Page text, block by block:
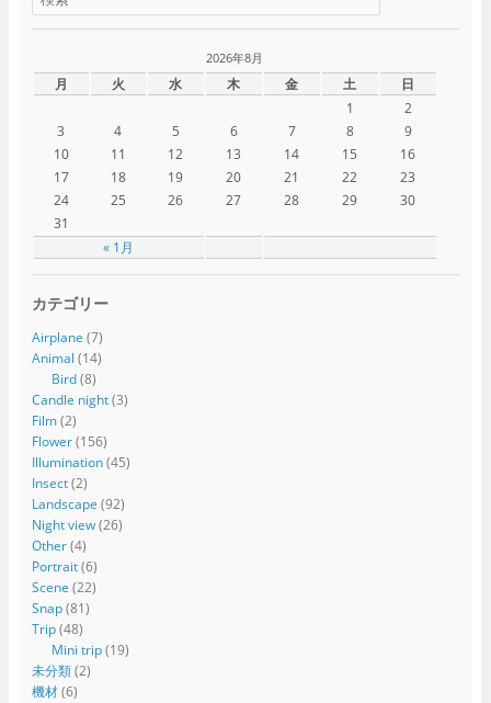
2026年8月
月 火 水 木 金 土 日
« 1月
1
2
3
4 5 6 7 8
9
10
11 12 13 14 15
16
17
18 19 20 21 22
23
24
25 26 27 28 29
30
31
カテゴリー
Airplane (7)
Animal (14)
Bird(8)
Candle night(3)
Film(2)
Flower(156)
Illumination(45)
Insect(2)
Landscape (92)
Night view(26)
Other(4)
Portrait(6)
Scene (22)
Snap(81)
Trip(48)
Mini trip(19)
未分類(2)
機材(6)